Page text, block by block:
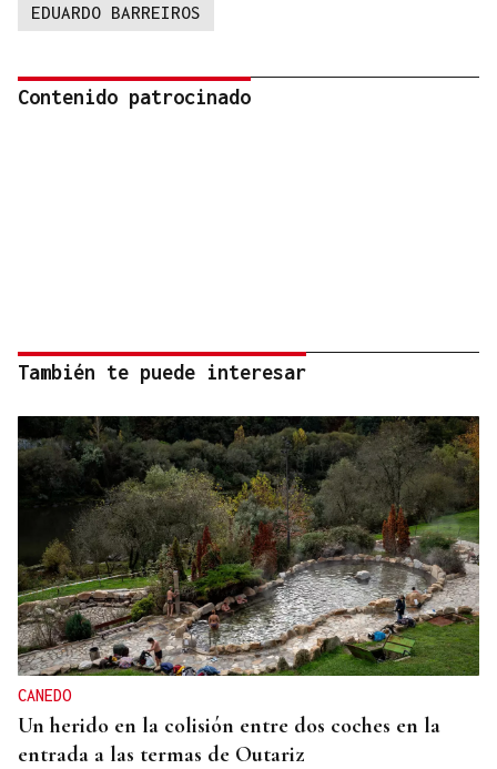
EDUARDO BARREIROS
Contenido patrocinado
También te puede interesar
CANEDO
Un herido en la colisión entre dos coches en la
entrada a las termas de Outariz